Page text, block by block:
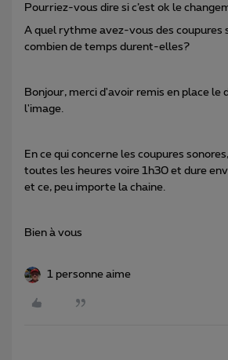
Pourriez-vous dire si c’est ok le
A quel rythme avez-vous des coupures
combien de temps durent-elles?
Bonjour, merci d'avoir remis en place le
l'image.
En ce qui concerne les coupures
toutes les heures voire 1h30 et dure
et ce, peu importe la chaine.
Bien à vous
1 personne aime